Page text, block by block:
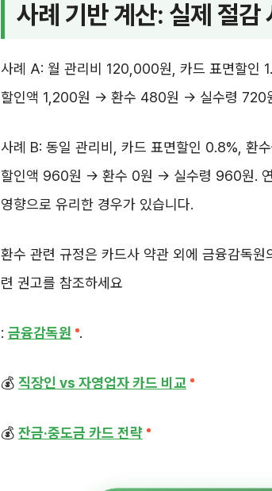
사례 기반 계산: 실제 절감
사례 A: 월 관리비 120,000원, 카드 표면할인
할인액 1,200원 → 환수 480원 → 실수령 720
사례 B: 동일 관리비, 카드 표면할인 0.8%, 환
할인액 960원 → 환수 0원 → 실수령 960원.
영향으로 유리한 경우가 있습니다.
환수 관련 규정은 카드사 약관 외에 금융감독
련 권고를 참조하세요
: 금융감독원 .
💰 직장인 vs 자영업자 카드 비교
💰 잔금·중도금 카드 전략